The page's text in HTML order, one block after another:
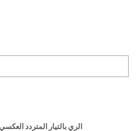
الري بالتيار المتردد